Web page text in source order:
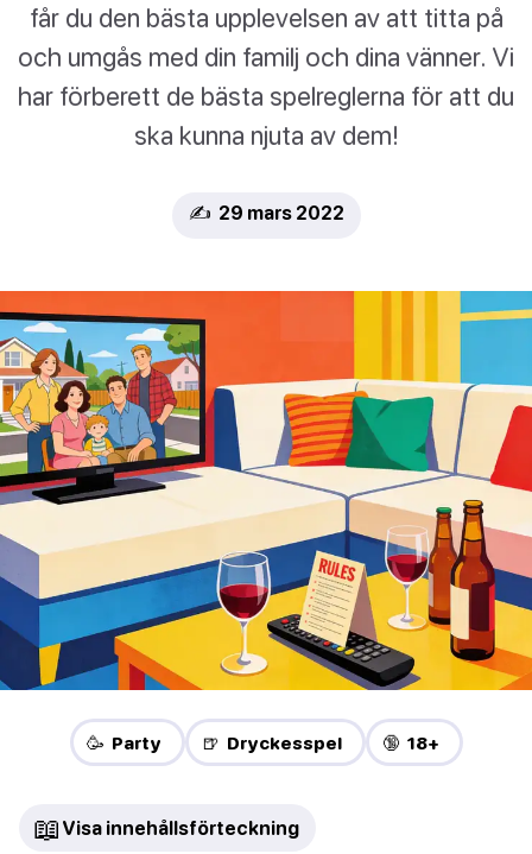
får du den bästa upplevelsen av att titta på
och umgås med din familj och dina vänner. Vi
har förberett de bästa spelreglerna för att du
ska kunna njuta av dem!
✍️ 29 mars 2022
🥳 Party 🍺 Dryckesspel 🔞 18+
📖 Visa innehållsförteckning